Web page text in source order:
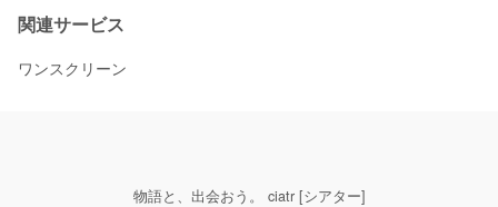
関連サービス
ワンスクリーン
物語と、出会おう。 ciatr [シアター]